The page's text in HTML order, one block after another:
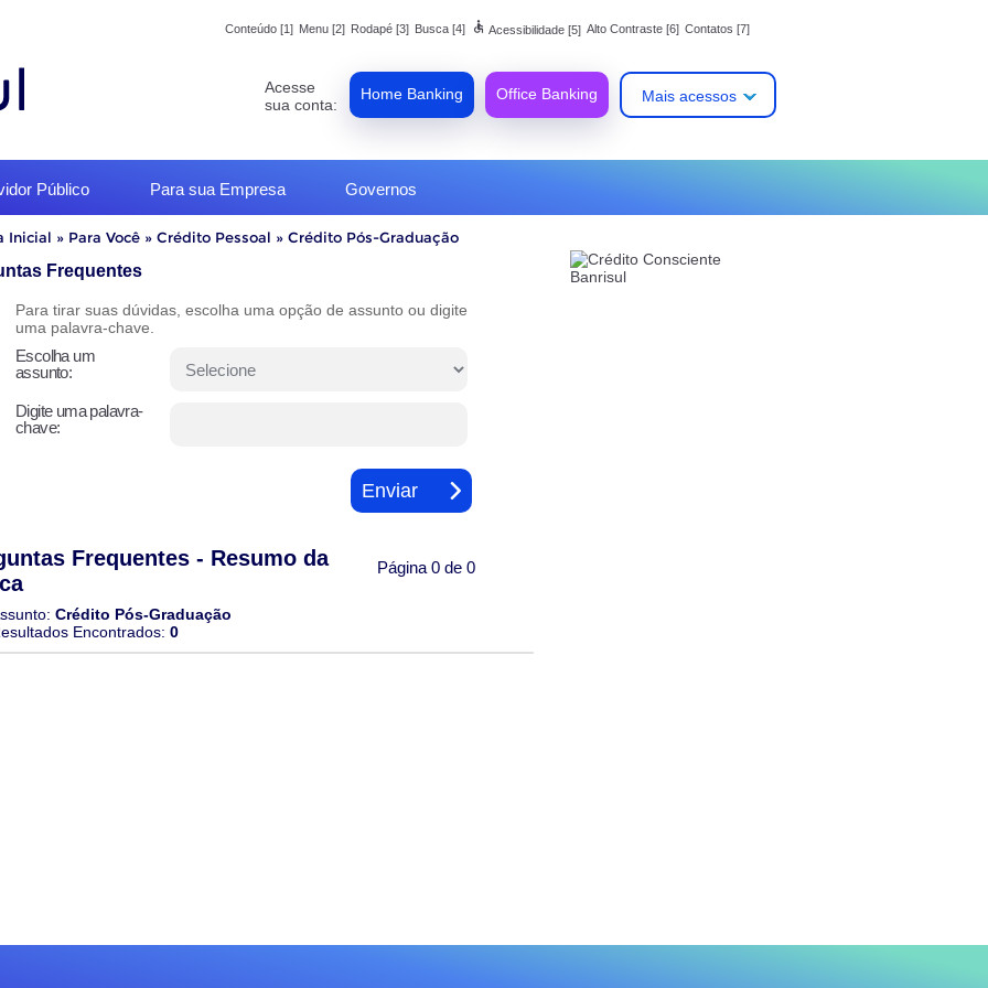
Conteúdo [1] Menu [2] Rodapé [3] Busca [4] accessible Acessibilidade [5] Alto Contraste [6] Contatos [7]
Acesse
sua conta:
Home Banking Office Banking Mais acessos
Público Para sua Empresa Governos
Inicial » Para Você » Crédito Pessoal » Crédito Pós-Graduação
Frequentes
Para tirar suas dúvidas, escolha uma opção de assunto ou digite
uma palavra-chave.
Escolha um
assunto:
Digite uma palavra-
chave:
Frequentes - Resumo da
Página 0 de 0
Crédito Pós-Graduação
Encontrados: 0